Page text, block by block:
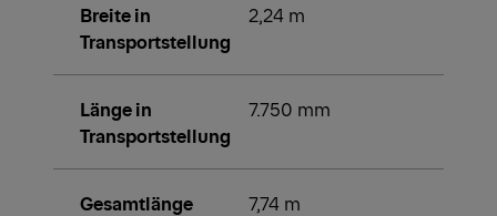
Breite in
Transportstellung
2,24 m
Länge in
Transportstellung
7.750 mm
Gesamtlänge 7,74 m